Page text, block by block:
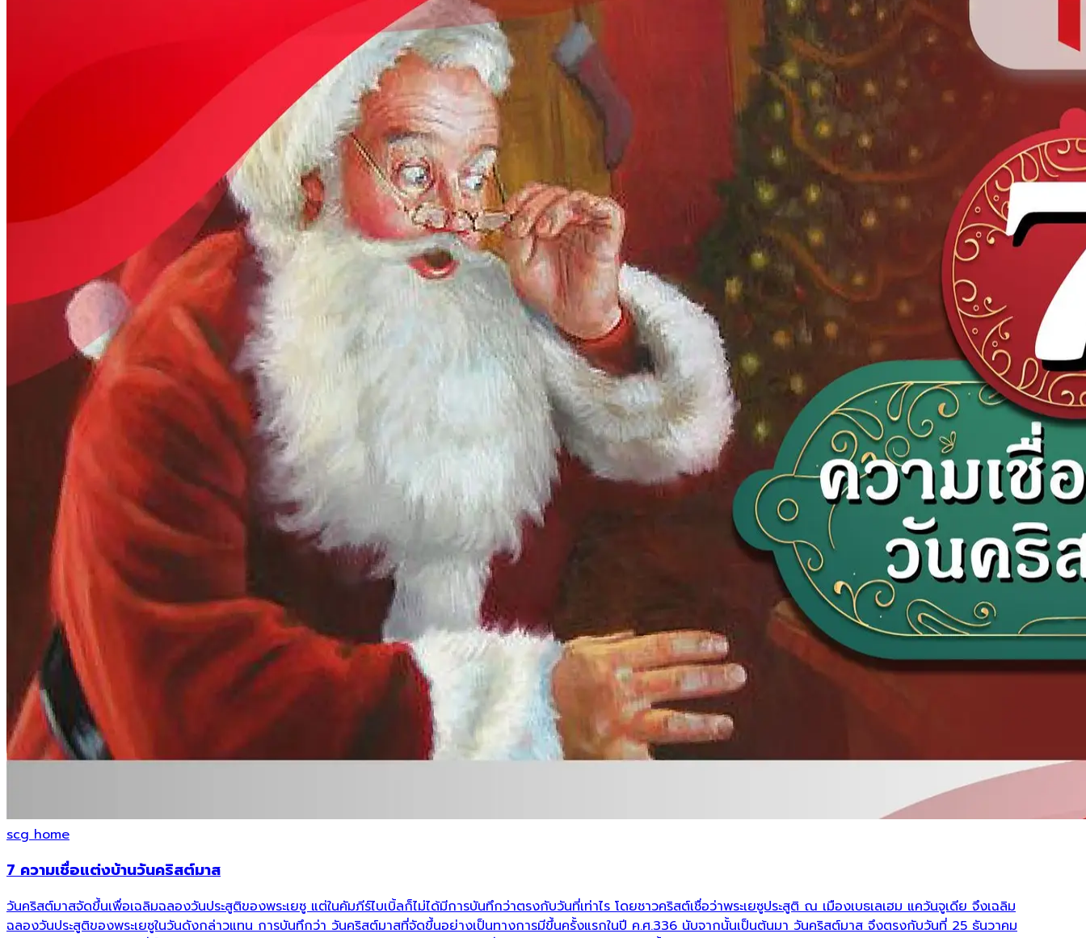
scg home
7 ความเชื่อแต่งบ้านวันคริสต์มาส
วันคริสต์มาสจัดขึ้นเพื่อเฉลิมฉลองวันประสูติของพระเยซู แต่ในคัมภีร์ไบเบิ้ลก็ไม่ได้มีการบันทึกว่าตรงกับวันที่เท่าไร โดยชาวคริสต์เชื่อว่าพระเยซูประสูติ ณ เมืองเบธเลเฮม แคว้นจูเดีย จึงเฉลิม
ฉลองวันประสูติของพระเยซูในวันดังกล่าวแทน การบันทึกว่า วันคริสต์มาสที่จัดขึ้นอย่างเป็นทางการมีขึ้นครั้งแรกในปี ค.ศ.336 นับจากนั้นเป็นต้นมา วันคริสต์มาส จึงตรงกับวันที่ 25 ธันวาคม